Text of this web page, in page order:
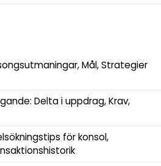
Mål, Strategier
Delta i uppdrag, Krav,
för konsol,